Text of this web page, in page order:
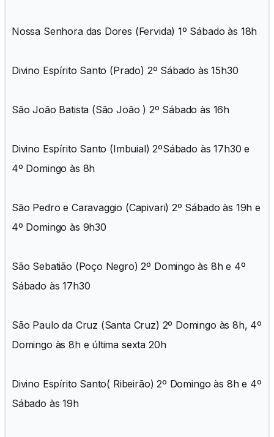
Nossa Senhora das Dores (Fervida) 1º Sábado às 18h
Divino Espírito Santo (Prado) 2º Sábado às 15h30
São João Batista (São João ) 2º Sábado às 16h
Divino Espírito Santo (Imbuial) 2ºSábado às 17h30 e
4º Domingo às 8h
São Pedro e Caravaggio (Capivari) 2º Sábado às 19h e
4º Domingo às 9h30
São Sebatião (Poço Negro) 2º Domingo às 8h e 4º
Sábado às 17h30
São Paulo da Cruz (Santa Cruz) 2º Domingo às 8h, 4º
Domingo às 8h e última sexta 20h
Divino Espírito Santo( Ribeirão) 2º Domingo às 8h e 4º
Sábado às 19h